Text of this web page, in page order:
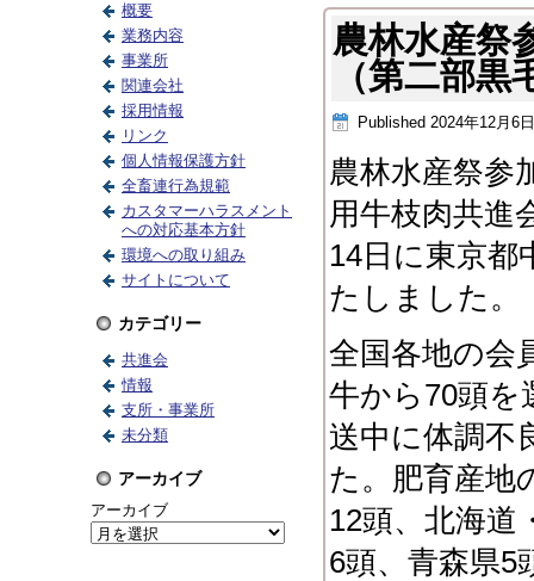
概要
業務内容
事業所
関連会社
採用情報
リンク
個人情報保護方針
全畜連行為規範
カスタマーハラスメント
への対応基本方針
環境への取り組み
サイトについて
カテゴリー
共進会
情報
支所・事業所
未分類
アーカイブ
アーカイブ
農林水産祭
（第二部
Published 2024年12月6日
農林水産祭参
用牛枝肉共進
14日に東京都
たしました。
全国各地の会
牛から70頭を
送中に体調不
た。肥育産地
12頭、北海道
6頭、青森県5